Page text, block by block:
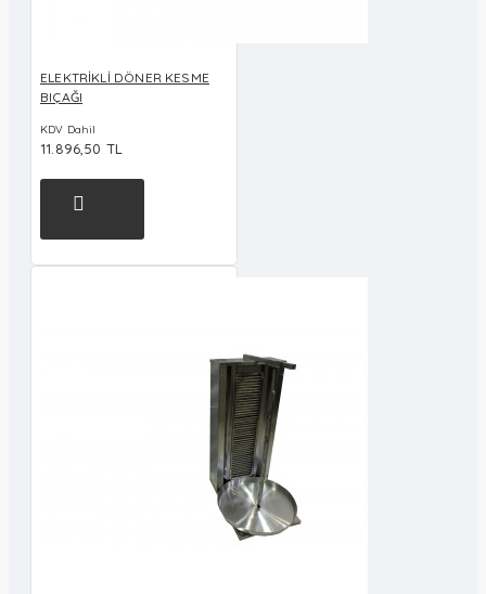
ELEKTRİKLİ DÖNER KESME
BIÇAĞI
KDV Dahil
11.896,50 TL